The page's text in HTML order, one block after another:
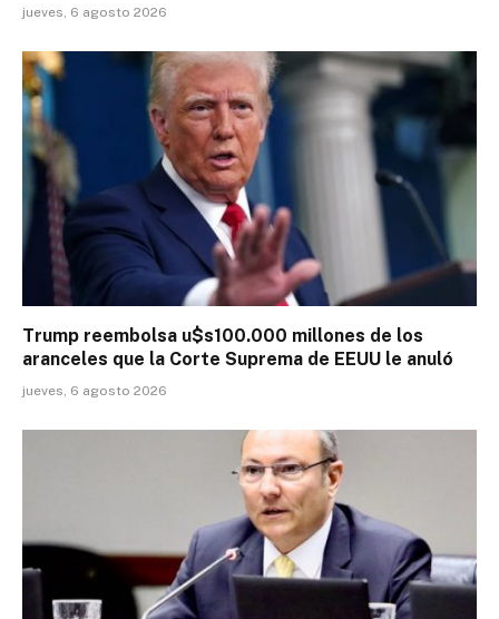
jueves, 6 agosto 2026
Trump reembolsa u$s100.000 millones de los
aranceles que la Corte Suprema de EEUU le anuló
jueves, 6 agosto 2026